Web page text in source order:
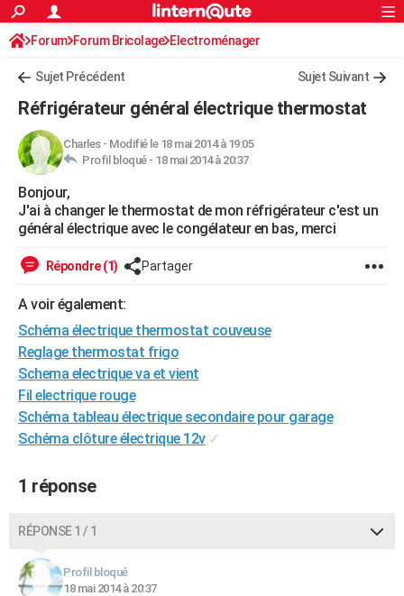
ACTUALITÉS
Politique
Société
Faits Divers
Education
Monde
Villes
+
FINANCE
Retraite
Impôts
Epargne
Immobilier
Risques naturels par ville
Banque
Assurance
Crédit
AUTO
Essais
Réserver un essai
Citadines
Berlines
SUV
Forum auto
+HIGH-TECH
Mobiles
Meilleur smartphone
Internet
Ordinateurs
Jeux vidéo
Guide high-tech
+
Forum
Aménagement intérieur
Extérieur
Cuisine
Salle de bains
Jardinage
Rangement
WEEK-END
Guides de France
Escapades
Patrimoine
Expositions
Musées
Week-end nature
+LIFESTYLE
Art de vivre
Bien-être
Loisirs
Mode
Modes de vie
SANTE
Alimentation
Guide de la santé
Maladies
Médicaments
Sommeil
VOYAGE
Destinations
City break
Voyage nature
Voyage de noces
Forum
Climat
+PHOTO
BONS PLANS
CARTE DE VOEUX
Carte de Noël
Carte Bonne année
Carte Saint-Valentin
Carte Pâques
Carte d'anniversaire
DICTIONNAIRE
S'inscrire
Connexion
Forum Forum Bricolage Electroménager
Sujet Précédent Sujet Suivant
Réfrigérateur général électrique thermostat
Charles- Modifié le 18 mai 2014 à 19:05
Profil bloqué - 18 mai 2014 à 20:37
Bonjour,
J'ai à changer le thermostat de mon réfrigérateur c'est un
général électrique avec le congélateur en bas, merci
Répondre (1) Partager
A voir également:
Schéma électrique thermostat couveuse
Reglage thermostat frigo
Schema electrique va et vient
Fil electrique rouge
Schéma tableau électrique secondaire pour garage
Schéma clôture électrique 12v ✓
1 réponse
RÉPONSE 1 / 1
Profil bloqué
18 mai 2014 à 20:37